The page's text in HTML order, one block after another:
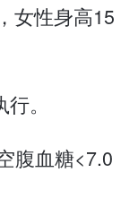
女性身高15
。
腹血糖<7.0